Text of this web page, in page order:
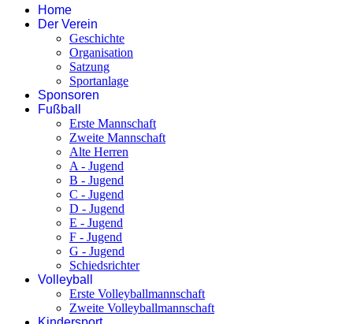
Home
Der Verein
Geschichte
Organisation
Satzung
Sportanlage
Sponsoren
Fußball
Erste Mannschaft
Zweite Mannschaft
Alte Herren
A - Jugend
B - Jugend
C - Jugend
D - Jugend
E - Jugend
F - Jugend
G - Jugend
Schiedsrichter
Volleyball
Erste Volleyballmannschaft
Zweite Volleyballmannschaft